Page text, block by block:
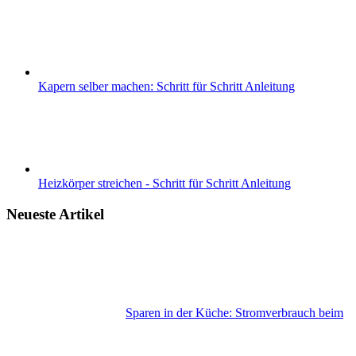
Kapern selber machen: Schritt für Schritt Anleitung
Heizkörper streichen - Schritt für Schritt Anleitung
Neueste Artikel
Sparen in der Küche: Stromverbrauch beim